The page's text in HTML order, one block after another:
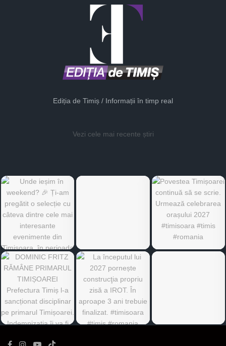
Ediția de Timiș / Informații în timp real
Vezi cele mai recente știri